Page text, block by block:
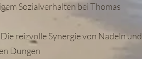
Sozialverhalten bei Thomas
reizvolle Synergie von Nadeln und
Dungen